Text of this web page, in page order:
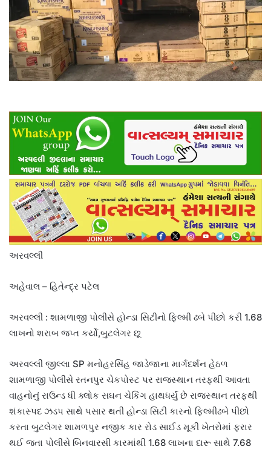
અરવલ્લી
અહેવાલ – હિતેન્દ્ર પટેલ
અરવલ્લી : શામળાજી પોલીસે હોન્ડા સિટીનો ફિલ્મી ઢબે પીછો કરી 1.68
લાખનો શરાબ જપ્ત કર્યો,બુટલેગર છૂ
અરવલ્લી જીલ્લા SP મનોહરસિંહ જાડેજાના માર્ગદર્શન હેઠળ
શામળાજી પોલીસે રતનપુર ચેકપોસ્ટ પર રાજસ્થાન તરફથી આવતા
વાહનોનું રાઉન્ડ ધી ક્લોક સઘન ચેકિંગ હાથધર્યું છે રાજસ્થાન તરફથી
શંકાસ્પદ ઝડપ સાથે પસાર થતી હોન્ડા સિટી કારનો ફિલ્મીઢબે પીછો
કરતા બુટલેગર શામળપુર નજીક કાર રોડ સાઈડ મૂકી ખેતરોમાં ફરાર
થઈ જતા પોલીસે બિનવારસી કારમાંથી 1.68 લાખના દારૂ સાથે 7.68